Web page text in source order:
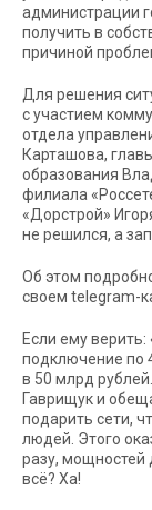
администрации
получить в
причиной
Для решения
с участием
отдела
Карташова,
образования
филиала
«Дорстрой»
не решился, а
Об этом
своем telegram-
Если ему верить:
подключение по
в 50 млрд
Гаврищук и
подарить сети,
людей. Этого
разу, мощностей
всё? Ха!